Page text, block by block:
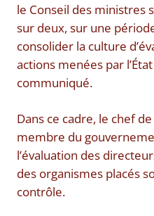
le Conseil des ministres
sur deux, sur une
consolider la culture
actions menées par
communiqué.
Dans ce cadre, le chef
membre du
l’évaluation des
des organismes placés
contrôle.